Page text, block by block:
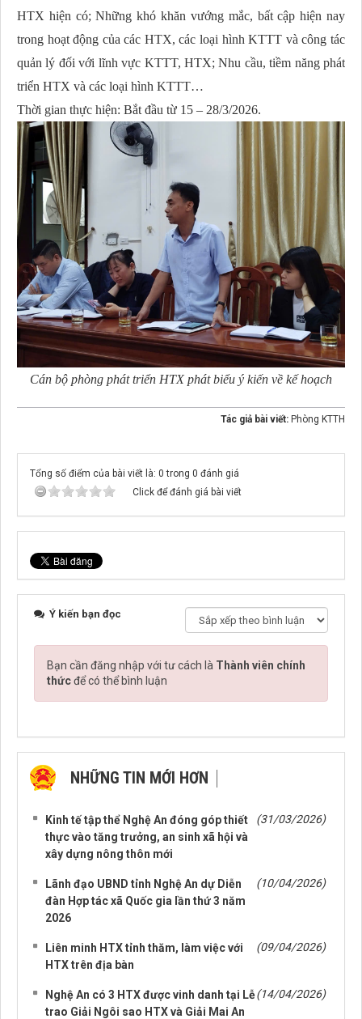
HTX hiện có; Những khó khăn vướng mắc, bất cập hiện nay
trong hoạt động của các HTX, các loại hình KTTT và công tác
quản lý đối với lĩnh vực KTTT, HTX; Nhu cầu, tiềm năng phát
triển HTX và các loại hình KTTT…
Thời gian thực hiện: Bắt đầu từ 15 – 28/3/2026.
Cán bộ phòng phát triển HTX phát biểu ý kiến về kế hoạch
Tác giả bài viết: Phòng KTTH
Tổng số điểm của bài viết là: 0 trong 0 đánh giá
Click để đánh giá bài viết
Ý kiến bạn đọc
Bạn cần đăng nhập với tư cách là Thành viên chính
thứcđể có thể bình luận
NHỮNG TIN MỚI HƠN
Kinh tế tập thể Nghệ An đóng góp thiết
thực vào tăng trưởng, an sinh xã hội và
xây dựng nông thôn mới
(31/03/2026)
Lãnh đạo UBND tỉnh Nghệ An dự Diễn
đàn Hợp tác xã Quốc gia lần thứ 3 năm
2026
(10/04/2026)
Liên minh HTX tỉnh thăm, làm việc với
HTX trên địa bàn
(09/04/2026)
Nghệ An có 3 HTX được vinh danh tại Lễ
trao Giải Ngôi sao HTX và Giải Mai An
(14/04/2026)